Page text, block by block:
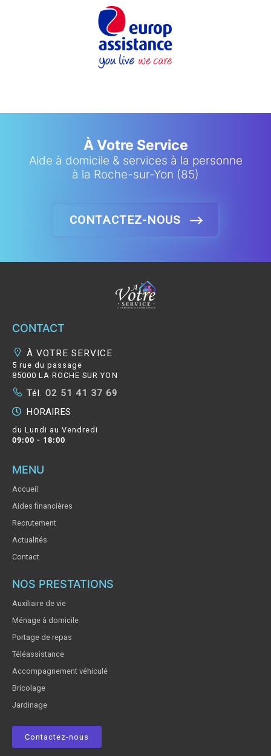
À Votre Service
Aide à domicile & services à la personne
à la Roche-sur-Yon (85)
CONTACTEZ-NOUS
CONTACT
À VOTRE SERVICE
5 rue du passage
85000 LA ROCHE SUR YON
Tél. 02 51 41 37 69
HORAIRES
du Lundi au Vendredi
09:00 - 18:00
MENU
Accueil
Aides financières
Recrutement
Actualités
Contact
NOS PRESTATIONS
Auxiliaire de vie
Ménage à domicile
Portage de repas
Téléassistance
Accompagnement véhiculé
Bricolage
Jardinage
Contactez-nous